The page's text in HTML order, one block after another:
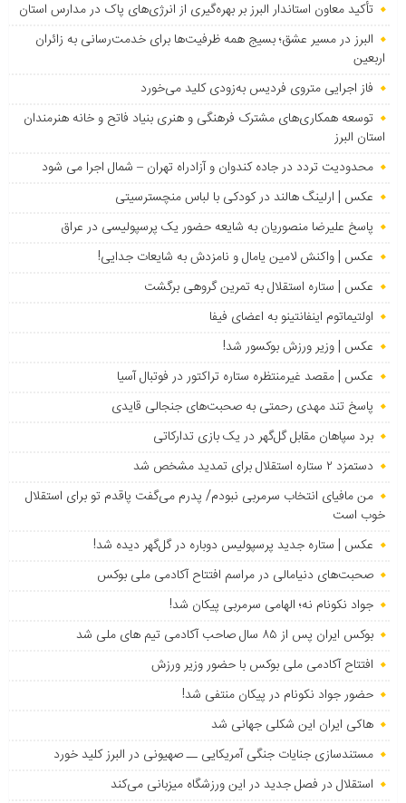
تأکید معاون استاندار البرز بر بهره‌گیری از انرژی‌های پاک در مدارس استان
البرز در مسیر عشق؛ بسیج همه ظرفیت‌ها برای خدمت‌رسانی به زائران
اربعین
فاز اجرایی متروی فردیس به‌زودی کلید می‌خورد
توسعه همکاری‌های مشترک فرهنگی و هنری بنیاد فاتح و خانه هنرمندان
استان البرز
محدودیت تردد در جاده کندوان و آزادراه تهران – شمال اجرا می شود
عکس | ارلینگ هالند در کودکی با لباس منچسترسیتی
پاسخ علیرضا منصوریان به شایعه حضور یک پرسپولیسی در عراق
عکس | واکنش لامین یامال و نامزدش به شایعات جدایی!
عکس | ستاره استقلال به تمرین گروهی برگشت
اولتیماتوم اینفانتینو به اعضای فیفا
عکس | وزیر ورزش بوکسور شد!
عکس | مقصد غیرمنتظره ستاره تراکتور در فوتبال آسیا
پاسخ تند مهدی رحمتی به صحبت‌های جنجالی قایدی
برد سپاهان مقابل گل‌گهر در یک بازی تدارکاتی
دستمزد ۲ ستاره استقلال برای تمدید مشخص شد
من مافیای انتخاب سرمربی نبودم/ پدرم می‌گفت پاقدم تو برای استقلال
خوب است
عکس | ستاره جدید پرسپولیس دوباره در گل‌گهر دیده شد!
صحبت‌های دنیامالی در مراسم افتتاح آکادمی ملی بوکس
جواد نکونام نه؛ الهامی سرمربی پیکان شد!
بوکس ایران پس از ۸۵ سال صاحب آکادمی تیم های ملی شد
افتتاح آکادمی ملی بوکس با حضور وزیر ورزش
حضور جواد نکونام در پیکان منتفی شد!
هاکی ایران این شکلی جهانی شد
مستندسازی جنایات جنگی آمریکایی ــ صهیونی در البرز کلید خورد
استقلال در فصل جدید در این ورزشگاه میزبانی می‌کند